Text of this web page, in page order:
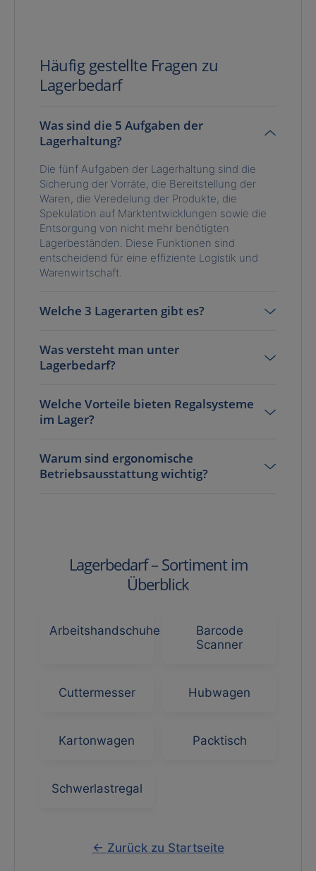
Häufig gestellte Fragen zu
Lagerbedarf
Was sind die 5 Aufgaben der
Lagerhaltung?
Die fünf Aufgaben der Lagerhaltung sind die
Sicherung der Vorräte, die Bereitstellung der
Waren, die Veredelung der Produkte, die
Spekulation auf Marktentwicklungen sowie die
Entsorgung von nicht mehr benötigten
Lagerbeständen. Diese Funktionen sind
entscheidend für eine effiziente Logistik und
Warenwirtschaft.
Welche 3 Lagerarten gibt es?
Was versteht man unter
Lagerbedarf?
Welche Vorteile bieten Regalsysteme
im Lager?
Warum sind ergonomische
Betriebsausstattung wichtig?
Lagerbedarf – Sortiment im
Überblick
Arbeitshandschuhe
Barcode
Scanner
Cuttermesser Hubwagen
Kartonwagen Packtisch
Schwerlastregal
← Zurück zu Startseite